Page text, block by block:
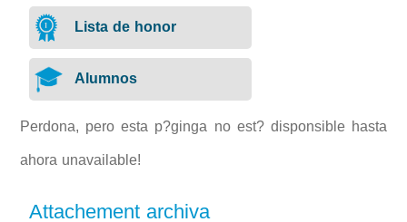
Lista de honor
Alumnos
Perdona, pero esta p?ginga no est? disponsible hasta
ahora unavailable!
Attachement archiva